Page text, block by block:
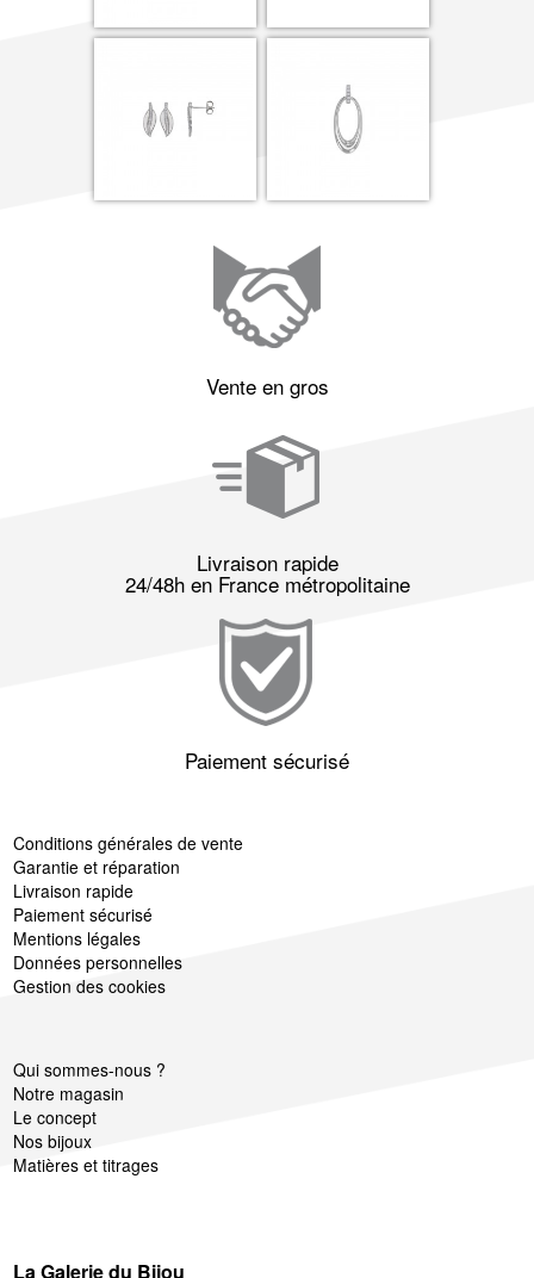
Vente en gros
Livraison rapide
24/48h en France métropolitaine
Paiement sécurisé
Conditions générales de vente
Garantie et réparation
Livraison rapide
Paiement sécurisé
Mentions légales
Données personnelles
Gestion des cookies
Qui sommes-nous ?
Notre magasin
Le concept
Nos bijoux
Matières et titrages
La Galerie du Bijou